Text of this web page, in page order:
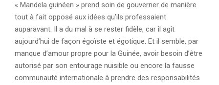
« Mandela guinéen » prend soin de gouverner de manière
tout à fait opposé aux idées qu’ils professaient
auparavant. Il a du mal à se rester fidèle, car il agit
aujourd’hui de façon égoïste et égotique. Et il semble, par
manque d’amour propre pour la Guinée, avoir besoin d’être
autorisé par son entourage nuisible ou encore la fausse
communauté internationale à prendre des responsabilités